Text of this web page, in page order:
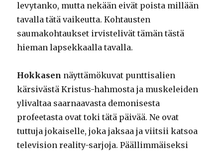
levytanko, mutta nekään eivät poista millään
tavalla tätä vaikeutta. Kohtausten
saumakohtaukset irvistelivät tämän tästä
hieman lapsekkaalla tavalla.
Hokkasen näyttämökuvat punttisalien
kärsivästä Kristus-hahmosta ja muskeleiden
ylivaltaa saarnaavasta demonisesta
profeetasta ovat toki tätä päivää. Ne ovat
tuttuja jokaiselle, joka jaksaa ja viitsii katsoa
television reality-sarjoja. Päällimmäiseksi